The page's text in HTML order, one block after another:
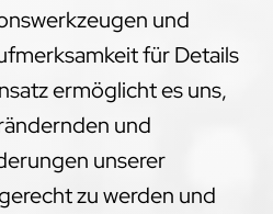
und
für Details
ermöglicht es uns,
und
unserer
zu werden und